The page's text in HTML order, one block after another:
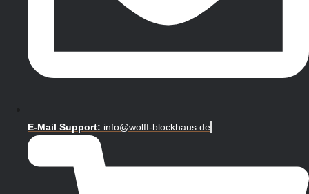
E-Mail Support: info@wolff-blockhaus.de